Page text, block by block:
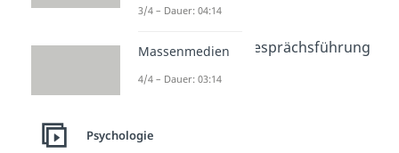
Rollenkonflikt
Klientenzentrierte Gesprächsführung
3/4 – Dauer: 04:14
Massenmedien
4/4 – Dauer: 03:14
Psychologie